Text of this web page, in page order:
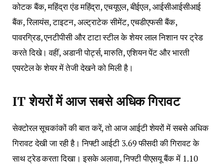
कोटक बैंक, महिंद्रा एंड महिंद्रा, एचयूएल, बीईएल, आईसीआईसीआई
बैंक, रिलायंस, टाइटन, अल्ट्राटेक सीमेंट, एचडीएफसी बैंक,
पावरग्रिड, एनटीपीसी और टाटा स्टील के शेयर लाल निशान पर ट्रेड
करते दिखे। वहीं, अडानी पोर्ट्स, मारुति, एशियन पेंट और भारती
एयरटेल के शेयर में तेजी देखने को मिली है।
IT शेयरों में आज सबसे अधिक गिरावट
सेक्टोरल सूचकांकों की बात करें, तो आज आईटी शेयरों में सबसे अधिक
गिरावट देखी जा रही है। निफ्टी आईटी 3.69 फीसदी की गिरावट के
साथ ट्रेड करता दिखा। इसके अलावा, निफ्टी पीएसयू बैंक में 1.10